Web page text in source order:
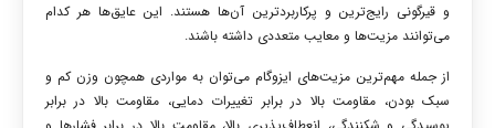
و قیرگونی رایج‌ترین و پرکاربردترین آن‌ها هستند. این عایق‌ها هر کدام
می‌توانند مزیت‌ها و معایب متعددی داشته باشند.
از جمله مهم‌ترین مزیت‌های ایزوگام می‌توان به مواردی همچون وزن کم و
سبک بودن، مقاومت بالا در برابر تغییرات دمایی، مقاومت بالا در برابر